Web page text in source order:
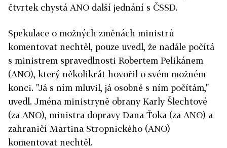
čtvrtek chystá ANO další jednání s ČSSD.
Spekulace o možných změnách ministrů
komentovat nechtěl, pouze uvedl, že nadále počítá
s ministrem spravedlnosti Robertem Pelikánem
(ANO), který několikrát hovořil o svém možném
konci. "Já s ním mluvil, já osobně s ním počítám,"
uvedl. Jména ministryně obrany Karly Šlechtové
(za ANO), ministra dopravy Dana Ťoka (za ANO) a
zahraničí Martina Stropnického (ANO)
komentovat nechtěl.